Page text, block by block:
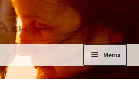
Menu